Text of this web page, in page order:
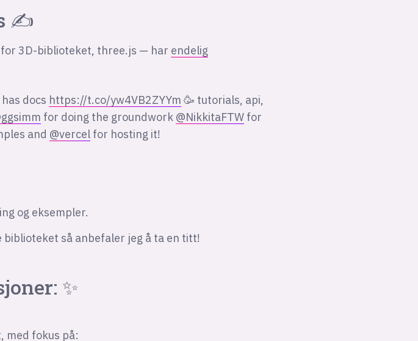
✍️
3D-biblioteket, three.js — har endelig
docs https://t.co/yw4VB2ZYYm 🥳 tutorials, api,
for doing the groundwork @NikkitaFTW for
and @vercel for hosting it!
og eksempler.
så anbefaler jeg å ta en titt!
✨
med fokus på: